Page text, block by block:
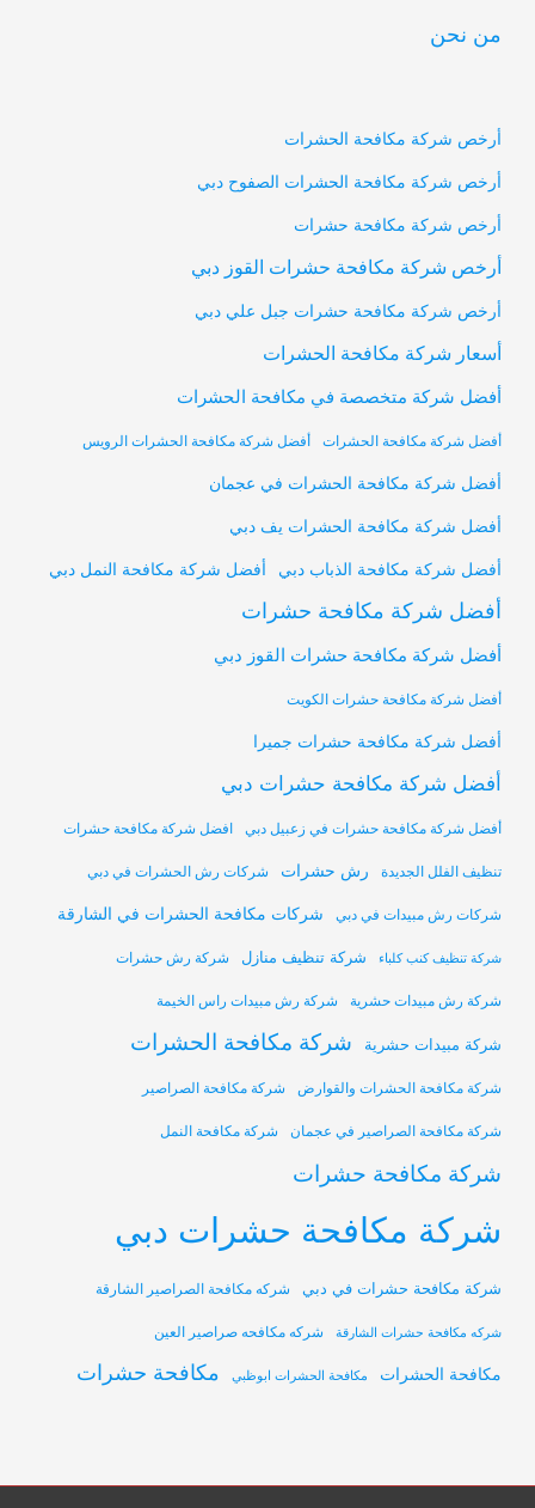
من نحن
أرخص شركة مكافحة الحشرات
أرخص شركة مكافحة الحشرات الصفوح دبي
أرخص شركة مكافحة حشرات
أرخص شركة مكافحة حشرات القوز دبي
أرخص شركة مكافحة حشرات جبل علي دبي
أسعار شركة مكافحة الحشرات
أفضل شركة متخصصة في مكافحة الحشرات
أفضل شركة مكافحة الحشرات أفضل شركة مكافحة الحشرات الرويس
أفضل شركة مكافحة الحشرات في عجمان
أفضل شركة مكافحة الحشرات يف دبي
أفضل شركة مكافحة الذباب دبي أفضل شركة مكافحة النمل دبي
أفضل شركة مكافحة حشرات
أفضل شركة مكافحة حشرات القوز دبي
أفضل شركة مكافحة حشرات الكويت
أفضل شركة مكافحة حشرات جميرا
أفضل شركة مكافحة حشرات دبي
أفضل شركة مكافحة حشرات في زعبيل دبي افضل شركة مكافحة حشرات
تنظيف الفلل الجديدة رش حشرات شركات رش الحشرات في دبي
شركات رش مبيدات في دبي شركات مكافحة الحشرات في الشارقة
شركة تنظيف كنب كلباء شركة تنظيف منازل شركة رش حشرات
شركة رش مبيدات حشرية شركة رش مبيدات راس الخيمة
شركة مبيدات حشرية شركة مكافحة الحشرات
شركة مكافحة الحشرات والقوارض شركة مكافحة الصراصير
شركة مكافحة الصراصير في عجمان شركة مكافحة النمل
شركة مكافحة حشرات
شركة مكافحة حشرات دبي
شركة مكافحة حشرات في دبي شركه مكافحة الصراصير الشارقة
شركه مكافحة حشرات الشارقة شركه مكافحه صراصير العين
مكافحة الحشرات مكافحة الحشرات ابوظبي مكافحة حشرات